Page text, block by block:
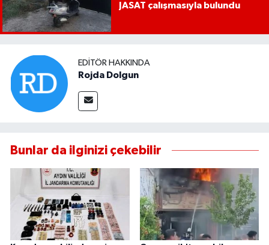
JASAT çalışmasıyla bulundu
EDITÖR HAKKINDA
Rojda Dolgun
Bunlar da ilginizi çekebilir